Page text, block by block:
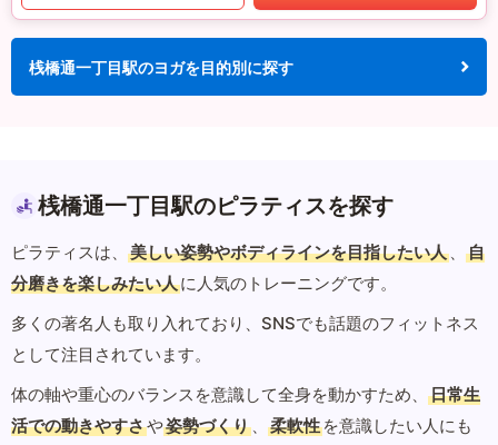
桟橋通一丁目駅のヨガを目的別に探す
桟橋通一丁目駅のピラティスを探す
ピラティスは、 美しい姿勢やボディラインを目指したい人 、
自
分磨きを楽しみたい人に人気のトレーニングです。
多くの著名人も取り入れており、SNSでも話題のフィットネス
として注目されています。
体の軸や重心のバランスを意識して全身を動かすため、
日常生
活での動きやすさや姿勢づくり 、 柔軟性 を意識したい人にも